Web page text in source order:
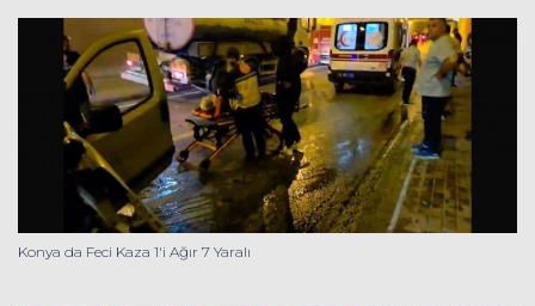
Konya da Feci Kaza 1'i Ağır 7 Yaralı